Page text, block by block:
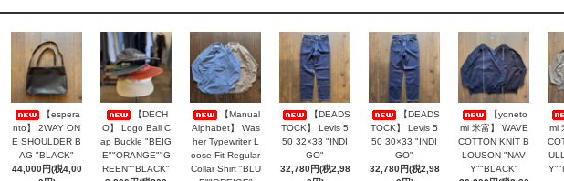
【espera
nto】 2WAY ON
E SHOULDER B
AG "BLACK"
44,000円(税4,00
【DECH
O】 Logo Ball C
ap Buckle "BEIG
E""ORANGE""G
REEN""BLACK"
【Manual
Alphabet】 Was
her Typewriter L
oose Fit Regular
Collar Shirt "BLU
【DEADS
TOCK】 Levis 5
50 32×33 "INDI
GO"
32,780円(税2,98
【DEADS
TOCK】 Levis 5
50 30×33 "INDI
GO"
32,780円(税2,98
【yoneto
mi 米富】 WAVE
COTTON KNIT B
LOUSON "NAV
Y""BLACK"
mi